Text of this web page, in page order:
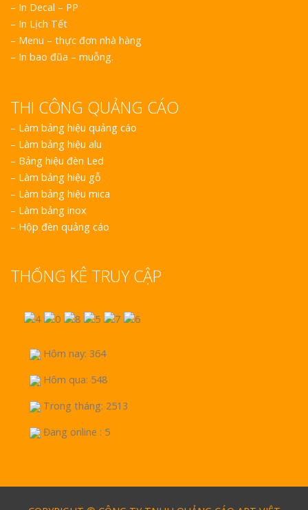
– In Decal – PP
– In Lịch Tết
– Menu – thực đơn nhà hàng
– In bao đũa – muỗng.
THI CÔNG QUẢNG CÁO
– Làm bảng hiệu quảng cáo
– Làm bảng hiệu alu
– Bảng hiệu đèn Led
– Làm bảng hiệu gỗ
– Làm bảng hiệu mica
– Làm bảng inox
– Hộp đèn quảng cáo
THỐNG KÊ TRUY CẬP
Hôm nay: 364
Hôm qua: 548
Trong tháng: 2513
Đang online : 5